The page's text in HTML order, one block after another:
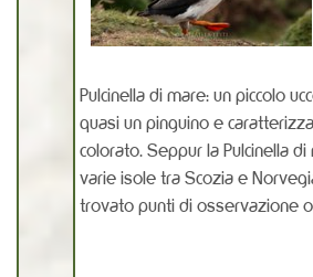
Pulcinella di mare: un piccolo
quasi un pinguino e
colorato. Seppur la Pulcinella
varie isole tra Scozia e
trovato punti di osservazione